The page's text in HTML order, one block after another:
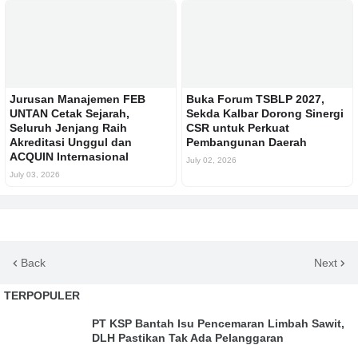
Jurusan Manajemen FEB
UNTAN Cetak Sejarah,
Seluruh Jenjang Raih
Akreditasi Unggul dan
ACQUIN Internasional
July 03, 2026
Buka Forum TSBLP 2027,
Sekda Kalbar Dorong Sinergi
CSR untuk Perkuat
Pembangunan Daerah
July 02, 2026
Back Next
TERPOPULER
PT KSP Bantah Isu Pencemaran Limbah Sawit,
DLH Pastikan Tak Ada Pelanggaran